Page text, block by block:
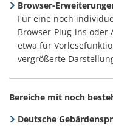
Browser-
Für eine noch
Browser-Plug-ins oder
etwa für
vergrößerte
Bereiche mit noch
Deutsche